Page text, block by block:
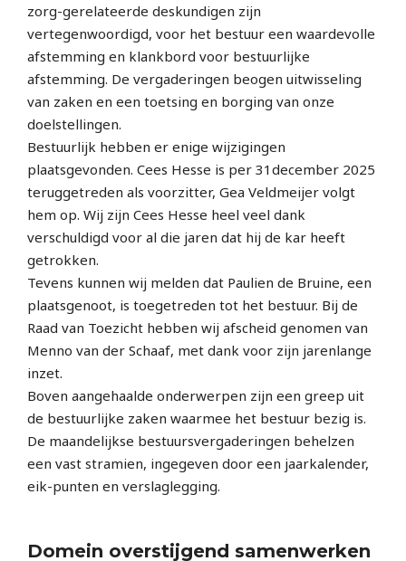
zorg-gerelateerde deskundigen zijn
vertegenwoordigd, voor het bestuur een waardevolle
afstemming en klankbord voor bestuurlijke
afstemming. De vergaderingen beogen uitwisseling
van zaken en een toetsing en borging van onze
doelstellingen.
Bestuurlijk hebben er enige wijzigingen
plaatsgevonden. Cees Hesse is per 31december 2025
teruggetreden als voorzitter, Gea Veldmeijer volgt
hem op. Wij zijn Cees Hesse heel veel dank
verschuldigd voor al die jaren dat hij de kar heeft
getrokken.
Tevens kunnen wij melden dat Paulien de Bruine, een
plaatsgenoot, is toegetreden tot het bestuur. Bij de
Raad van Toezicht hebben wij afscheid genomen van
Menno van der Schaaf, met dank voor zijn jarenlange
inzet.
Boven aangehaalde onderwerpen zijn een greep uit
de bestuurlijke zaken waarmee het bestuur bezig is.
De maandelijkse bestuursvergaderingen behelzen
een vast stramien, ingegeven door een jaarkalender,
eik-punten en verslaglegging.
Domein overstijgend samenwerken